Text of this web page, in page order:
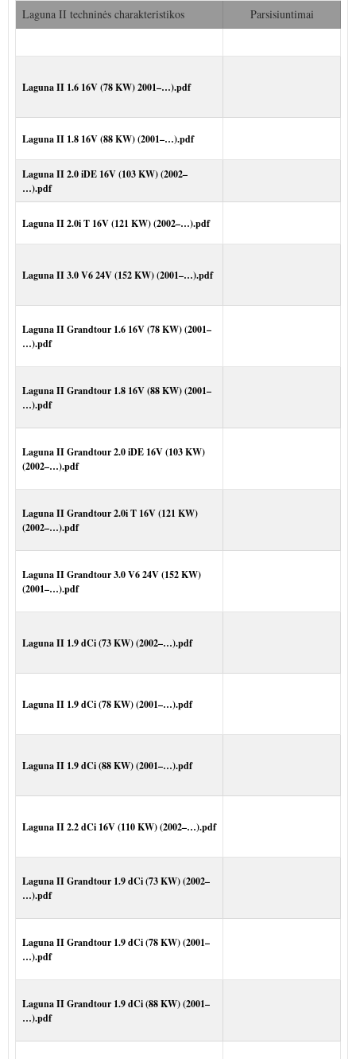
Laguna II techninės charakteristikos Parsisiuntimai
Laguna II 1.6 16V (78 KW) 2001–…).pdf
Laguna II 1.8 16V (88 KW) (2001–…).pdf
Laguna II 2.0 iDE 16V (103 KW) (2002–
…).pdf
Laguna II 2.0i T 16V (121 KW) (2002–…).pdf
Laguna II 3.0 V6 24V (152 KW) (2001–…).pdf
Laguna II Grandtour 1.6 16V (78 KW) (2001–
…).pdf
Laguna II Grandtour 1.8 16V (88 KW) (2001–
…).pdf
Laguna II Grandtour 2.0 iDE 16V (103 KW)
(2002–…).pdf
Laguna II Grandtour 2.0i T 16V (121 KW)
(2002–…).pdf
Laguna II Grandtour 3.0 V6 24V (152 KW)
(2001–…).pdf
Laguna II 1.9 dCi (73 KW) (2002–…).pdf
Laguna II 1.9 dCi (78 KW) (2001–…).pdf
Laguna II 1.9 dCi (88 KW) (2001–…).pdf
Laguna II 2.2 dCi 16V (110 KW) (2002–…).pdf
Laguna II Grandtour 1.9 dCi (73 KW) (2002–
…).pdf
Laguna II Grandtour 1.9 dCi (78 KW) (2001–
…).pdf
Laguna II Grandtour 1.9 dCi (88 KW) (2001–
…).pdf